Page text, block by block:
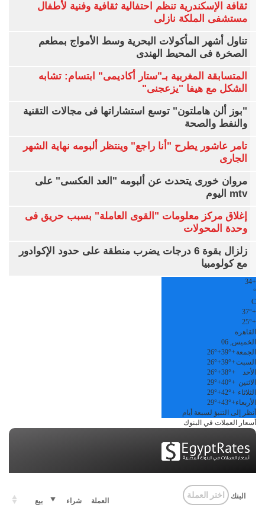
ثقافة الإسكندرية تنظم احتفالية ثقافية وفنية لأطفال
مستشفى الملكة نازلى
تناول أشهر المأكولات البحرية وسط الأمواج بمطعم
الصخرة فى المحيط الهندى
المتسابقة المغربية بـ"ستار أكاديمى" ابتسام: تشابه
الشكل مع هيفا "يزعجنى"
"بوز ألن هاملتون" توسع استشاراتها فى مجالات التقنية
والنفط والصحة
تامر عاشور يطرح "أنا راجع" وينتظر ألبومه نهاية الشهر
الجارى
مروان خورى يتحدث عن ألبومه "العد العكسى" على
mtv اليوم
إغلاق مركز معلومات "القوى العاملة" بسبب حريق فى
وحدة المحولات
زلزال بقوة 6 درجات يضرب منطقة على حدود الإكوادور
مع كولومبيا
+
34
°
C
+
37°
+
25°
القاهرة
الخميس, 06
الجمعة +
39°
+
26°
السبت+
39°
+
26°
الأحد
+
38°
+
26°
الاثنين +
40°
+
29°
الثلاثاء +
42°
+
29°
الأربعاء+
43°
+
29°
أنظر إلى التنبؤ لسبعة أيام
أسعار العملات في البنوك